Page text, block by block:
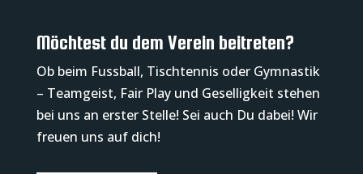
Möchtest du dem Verein beitreten?
Ob beim Fussball, Tischtennis oder Gymnastik
– Teamgeist, Fair Play und Geselligkeit stehen
bei uns an erster Stelle! Sei auch Du dabei! Wir
freuen uns auf dich!